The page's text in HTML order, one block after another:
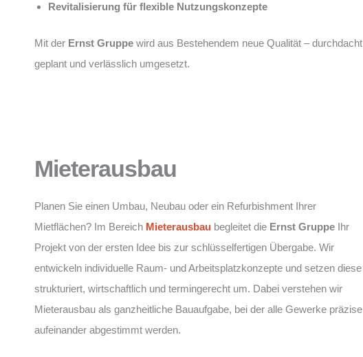
Revitalisierung für flexible Nutzungskonzepte
Mit der Ernst Gruppe wird aus Bestehendem neue Qualität – durchdacht
geplant und verlässlich umgesetzt.
Mieterausbau
Planen Sie einen Umbau, Neubau oder ein Refurbishment Ihrer
Mietflächen? Im Bereich Mieterausbau begleitet die Ernst Gruppe Ihr
Projekt von der ersten Idee bis zur schlüsselfertigen Übergabe. Wir
entwickeln individuelle Raum- und Arbeitsplatzkonzepte und setzen diese
strukturiert, wirtschaftlich und termingerecht um. Dabei verstehen wir
Mieterausbau als ganzheitliche Bauaufgabe, bei der alle Gewerke präzise
aufeinander abgestimmt werden.